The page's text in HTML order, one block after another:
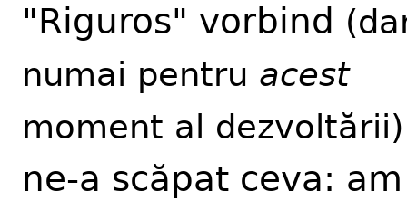
"Riguros" vorbind
numai pentru acest
moment al dezvoltării)
ne-a scăpat ceva: am